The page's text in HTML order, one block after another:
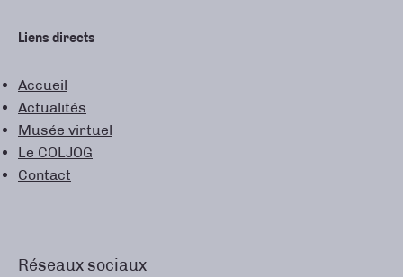
Liens directs
Accueil
Actualités
Musée virtuel
Le COLJOG
Contact
Réseaux sociaux